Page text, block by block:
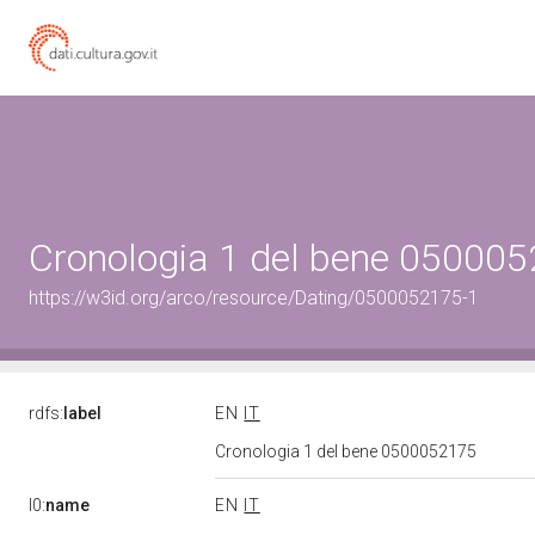
Cronologia 1 del bene
https://w3id.org/arco/resource/Dating/0500052175-1
rdfs: label EN
IT
Cronologia 1 del bene 0500052175
l0:name EN
IT